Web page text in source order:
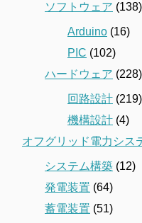
ソフトウェア (138)
Arduino (16)
PIC (102)
ハードウェア (228)
回路設計 (219)
機構設計 (4)
オフグリッド電力シス
システム構築 (12)
発電装置 (64)
蓄電装置 (51)